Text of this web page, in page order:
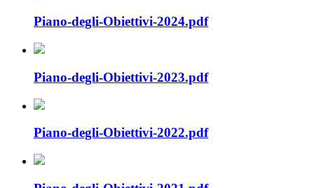
Piano-degli-Obiettivi-2024.pdf
Piano-degli-Obiettivi-2023.pdf
Piano-degli-Obiettivi-2022.pdf